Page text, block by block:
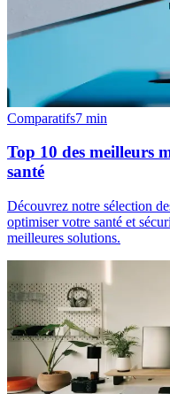
Comparatifs7 min
Top 10 des meilleurs
santé
Découvrez notre sélection
optimiser votre santé et
meilleures solutions.